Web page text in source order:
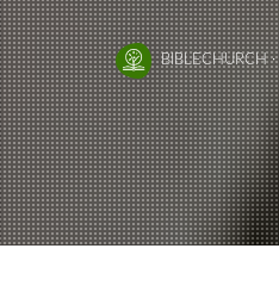
BIBLECHURCH·